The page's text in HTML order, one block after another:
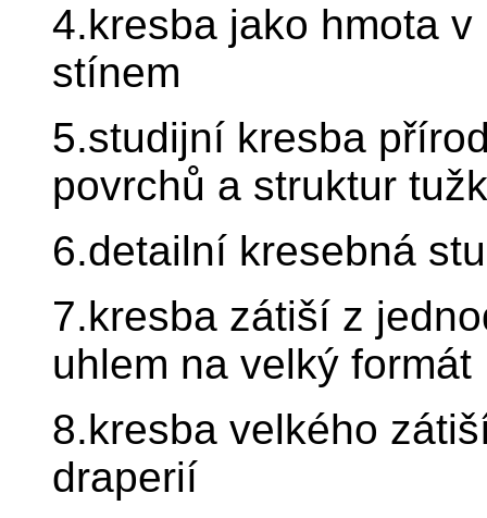
4.kresba jako hmota
stínem
5.studijní kresba
povrchů a struktur
6.detailní kresebná
7.kresba zátiší z
uhlem na velký formát
8.kresba velkého
draperií